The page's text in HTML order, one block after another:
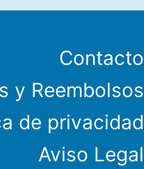
Contacto
y Reembolsos
de privacidad
Aviso Legal